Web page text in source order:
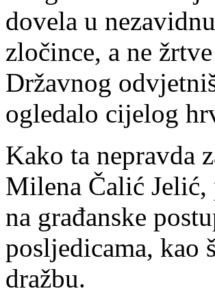
dovela u
zločince, a ne
Državnog
ogledalo cijelog
Kako ta nepravda
Milena Čalić Jelić,
na građanske
posljedicama, kao
dražbu.